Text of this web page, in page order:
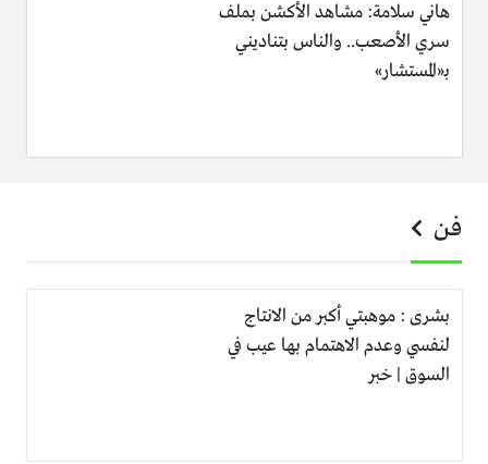
هاني سلامة: مشاهد الأكشن بملف
سري الأصعب.. والناس بتناديني
بـ«المستشار»
فن
بشرى : موهبتي أكبر من الانتاج
لنفسي وعدم الاهتمام بها عيب في
السوق | خبر